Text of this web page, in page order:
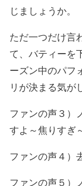
じましょうか。
ただ一つだけ言
て、バティーを
ーズン中のパフ
リが決まる気が
ファンの声３）
すよ～焦りすぎ
ファンの声４）
ファンの声５）